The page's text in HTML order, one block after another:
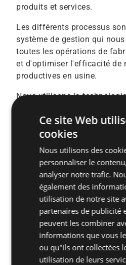
produits et services.
Les différents processus
système de gestion qui
toutes les opérations de
et d'optimiser l'efficacité de
productives en usine.
Nous utilisons la
plus avancée (jusqu'à cinq
complétons par l'usinage
géométrie de la pièce
mettons en œuvre des
Les procédés de profilage à
sont contrôlés pour détecter
et éliminer les pièces
En plus du processus de
toutes les dimensions sont
enregistrées, ce qui nous
erreurs et de mettre en
correctives nécessaires.
Ce site Web
cookies
Nous utilisons des
personnaliser le
analyser notre trafic.
également des
utilisation de notre site
partenaires de publicité
peuvent les combiner
informations que vous
ou qu"ils ont collectées
utilisation de leurs